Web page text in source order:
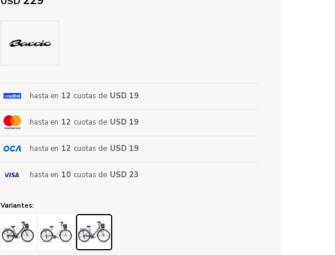
hasta en 12 cuotas de USD 19
hasta en 12 cuotas de USD 19
hasta en 12 cuotas de USD 19
hasta en 10 cuotas de USD 23
Variantes: